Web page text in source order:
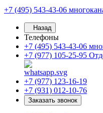
+7 (495) 543-43-06
Назад
Телефоны
+7 (495) 543-43-06
+7 (977) 105-25-95
+7 (977) 123-16-19
+7 (931) 012-10-76
Заказать звонок